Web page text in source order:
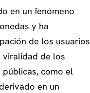
en un fenómeno
y ha
de los usuarios
viralidad de los
públicas, como el
en un